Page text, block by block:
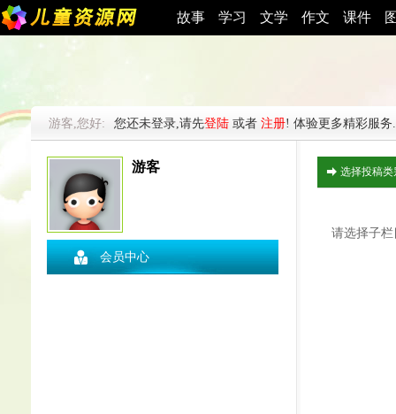
故事 学习 文学 作文 课件
游客,您好: 您还未登录,请先登陆 或者 注册! 体验更多精彩服务.
游客
会员中心
选择投稿类
请选择子栏